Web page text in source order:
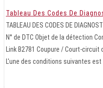
Tableau Des Codes De
TABLEAU DES CODES DE
N° de DTC Objet de la détection
Link B2781 Coupure / Court-circuit
L'une des conditions suivantes est